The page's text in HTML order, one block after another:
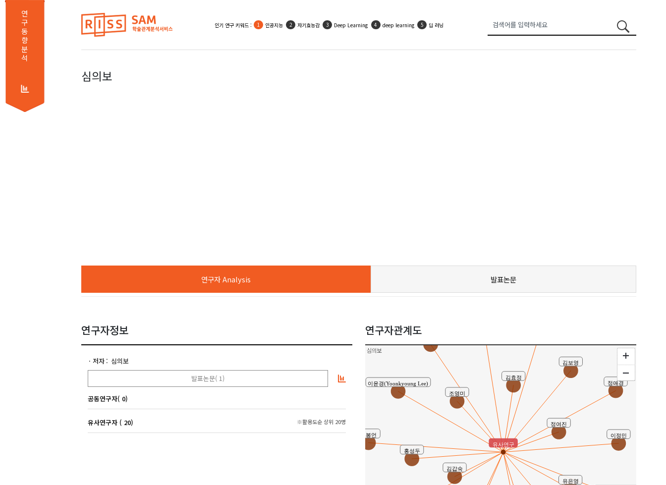
연
구
동
향
분
석
인기 연구 키워드 : 인공지능 자기효능감 Deep Learning deep learning 딥 러닝
심의보
연구자 Analysis 발표논문
연구자정보
저자
심의보
발표논문( 1)
공동연구자( 0)
유사연구자 ( 20) ※활용도순 상위 20명
연구자관계도
심의보
김갑숙
김보영
김효정
서봉언
유은영
이윤경(Yoonkyoung Lee)
이정민
정애경
정여진
조영미
홍성두
유사연구